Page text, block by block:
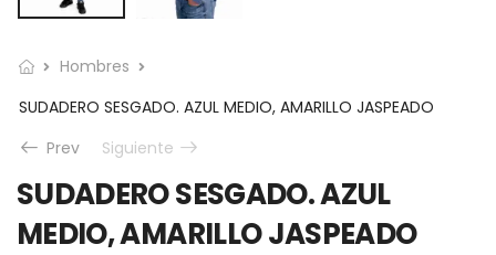
Hombres
SUDADERO SESGADO. AZUL MEDIO, AMARILLO JASPEADO
Prev
Siguiente
SUDADERO SESGADO. AZUL
MEDIO, AMARILLO JASPEADO